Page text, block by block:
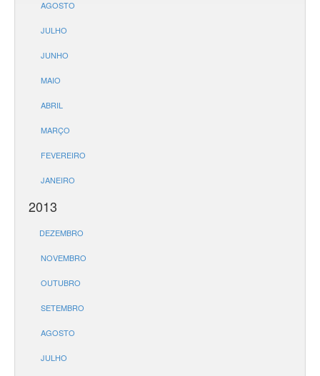
AGOSTO
JULHO
JUNHO
MAIO
ABRIL
MARÇO
FEVEREIRO
JANEIRO
2013
DEZEMBRO
NOVEMBRO
OUTUBRO
SETEMBRO
AGOSTO
JULHO